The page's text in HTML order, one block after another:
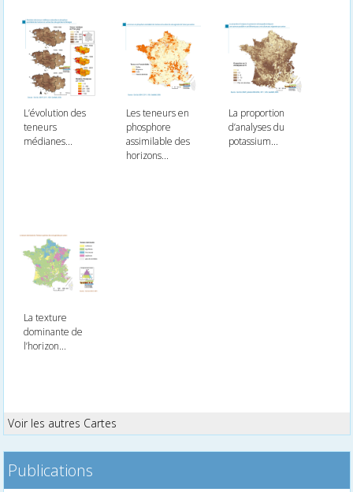
L’évolution des
teneurs
médianes...
Les teneurs en
phosphore
assimilable des
horizons...
La proportion
d’analyses du
potassium...
La texture
dominante de
l’horizon...
Voir les autres Cartes
Publications